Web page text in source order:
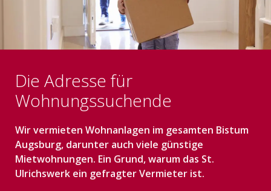
Referenzen
Referenzen
Mieten
Reparaturmeldung
Die Adresse für
Wohnungssuchende
Wir vermieten Wohnanlagen im gesamten Bistum
Augsburg, darunter auch viele günstige
Mietwohnungen. Ein Grund, warum das St.
Ulrichswerk ein gefragter Vermieter ist.